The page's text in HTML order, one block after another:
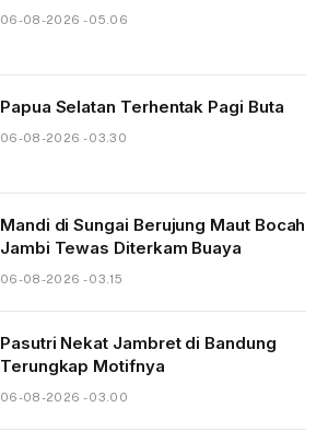
06-08-2026 - 05.06
Papua Selatan Terhentak Pagi Buta
06-08-2026 - 03.30
Mandi di Sungai Berujung Maut Bocah
Jambi Tewas Diterkam Buaya
06-08-2026 - 03.15
Pasutri Nekat Jambret di Bandung
Terungkap Motifnya
06-08-2026 - 03.00